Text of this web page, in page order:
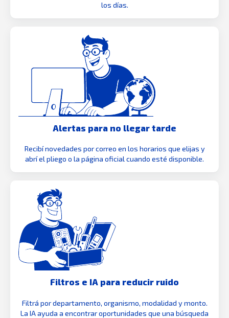
los días.
Alertas para no llegar tarde
Recibí novedades por correo en los horarios que elijas y
abrí el pliego o la página oficial cuando esté disponible.
Filtros e IA para reducir ruido
Filtrá por departamento, organismo, modalidad y monto.
La IA ayuda a encontrar oportunidades que una búsqueda